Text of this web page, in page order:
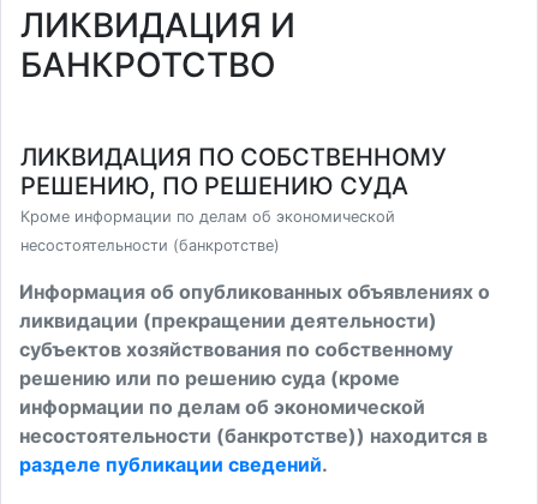
ЛИКВИДАЦИЯ И
БАНКРОТСТВО
ЛИКВИДАЦИЯ ПО СОБСТВЕННОМУ
РЕШЕНИЮ, ПО РЕШЕНИЮ СУДА
Кроме информации по делам об экономической
несостоятельности (банкротстве)
Информация об опубликованных объявлениях о
ликвидации (прекращении деятельности)
субъектов хозяйствования по собственному
решению или по решению суда (кроме
информации по делам об экономической
несостоятельности (банкротстве)) находится в
разделе публикации сведений.